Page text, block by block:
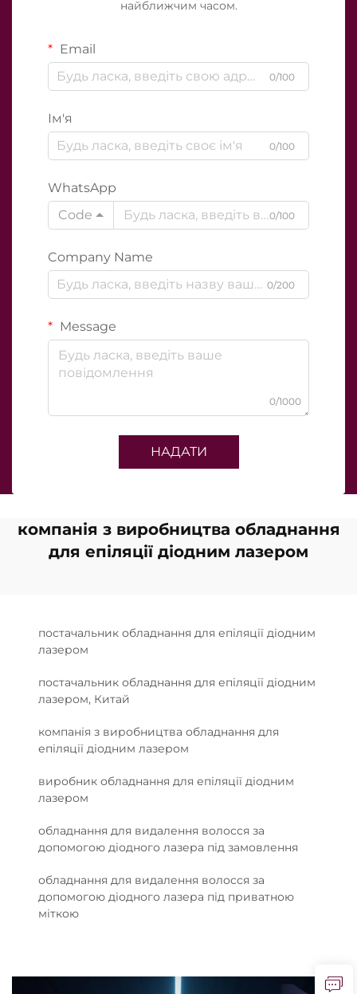
найближчим часом.
Email
0/100
Ім'я
0/100
WhatsApp
Code
0/100
Company Name
0/200
Message
0/1000
НАДАТИ
компанія з виробництва обладнання
для епіляції діодним лазером
постачальник обладнання для епіляції діодним
лазером
постачальник обладнання для епіляції діодним
лазером, Китай
компанія з виробництва обладнання для
епіляції діодним лазером
виробник обладнання для епіляції діодним
лазером
обладнання для видалення волосся за
допомогою діодного лазера під замовлення
обладнання для видалення волосся за
допомогою діодного лазера під приватною
міткою